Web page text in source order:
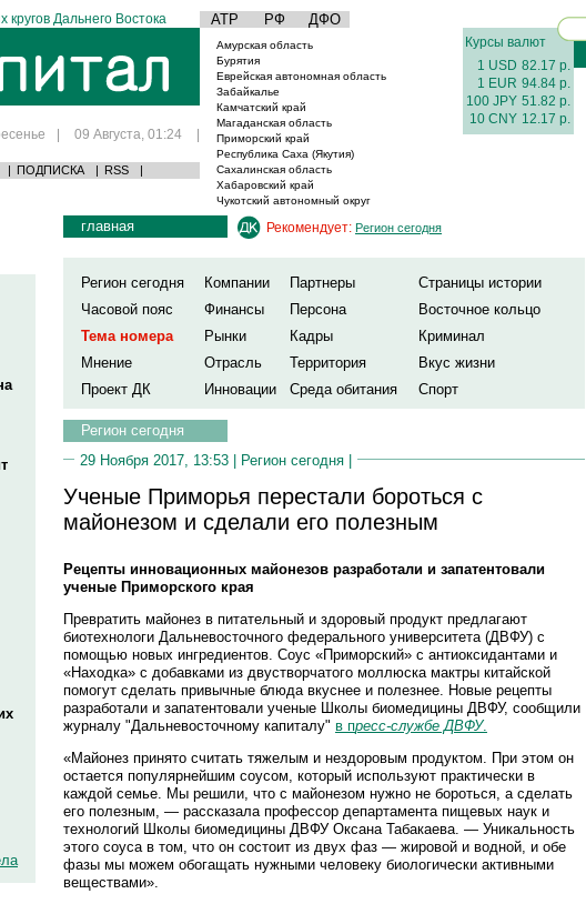
Дальнего Востока АТР РФ ДФО
| 09 Августа, 01:24 |
| ПОДПИСКА | RSS |
Амурская область
Бурятия
Еврейская автономная область
Забайкалье
Камчатский край
Магаданская область
Приморский край
Республика Саха (Якутия)
Сахалинская область
Хабаровский край
Чукотский автономный округ
Курсы валют
1 USD 82.17 р.
1 EUR 94.84 р.
100 JPY 51.82 р.
10 CNY 12.17 р.
главная Рекомендует: Регион сегодня
Регион сегодня Компании Партнеры
Страницы истории
Часовой пояс
Финансы Персона
Восточное кольцо
Тема номера
Рынки Кадры
Криминал
Мнение
Отрасль Территория
Вкус жизни
Проект ДК
Инновации Среда обитания Спорт
Регион сегодня
29 Ноября 2017, 13:53 | Регион сегодня |
Ученые Приморья перестали бороться с
майонезом и сделали его полезным
Рецепты инновационных майонезов разработали и запатентовали
ученые Приморского края
Превратить майонез в питательный и здоровый продукт предлагают
биотехнологи Дальневосточного федерального университета (ДВФУ) с
помощью новых ингредиентов. Соус «Приморский» с антиоксидантами и
«Находка» с добавками из двустворчатого моллюска мактры китайской
помогут сделать привычные блюда вкуснее и полезнее. Новые рецепты
разработали и запатентовали ученые Школы биомедицины ДВФУ, сообщили
журналу "Дальневосточному капиталу" в пресс-службе ДВФУ.
«Майонез принято считать тяжелым и нездоровым продуктом. При этом он
остается популярнейшим соусом, который используют практически в
каждой семье. Мы решили, что с майонезом нужно не бороться, а сделать
его полезным, — рассказала профессор департамента пищевых наук и
технологий Школы биомедицины ДВФУ Оксана Табакаева. — Уникальность
этого соуса в том, что он состоит из двух фаз — жировой и водной, и обе
фазы мы можем обогащать нужными человеку биологически активными
веществами».